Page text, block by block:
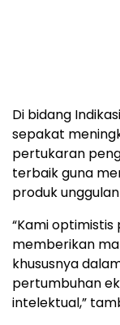
Di bidang
sepakat
pertukaran
terbaik guna
produk
“Kami
memberikan
khususnya
pertumbuhan
intelektual,”